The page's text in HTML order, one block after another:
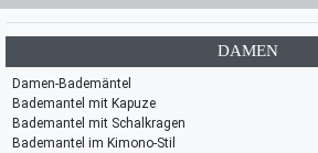
DAMEN
Damen-Bademäntel
Bademantel mit Kapuze
Bademantel mit Schalkragen
Bademantel im Kimono-Stil